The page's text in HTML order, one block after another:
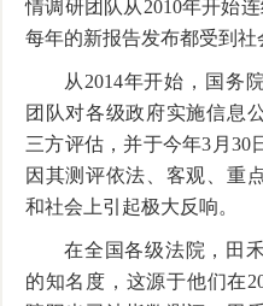
情调研团队从2010年开始
每年的新报告发布都受到社
从2014年开始，国务
团队对各级政府实施信息
三方评估，并于今年3月30
因其测评依法、客观、重
和社会上引起极大反响。
在全国各级法院，田
的知名度，这源于他们在